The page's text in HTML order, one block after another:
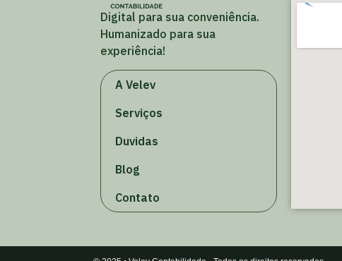
Digital para sua conveniência.
Humanizado para sua
experiência!
A Velev
Serviços
Duvidas
Blog
Contato